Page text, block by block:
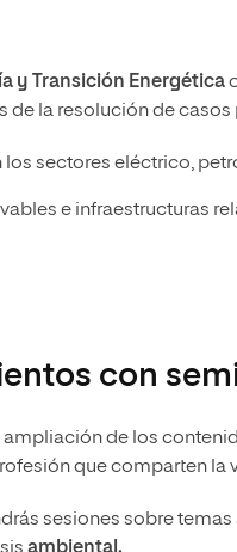
y Transición Energética
de la resolución de
los sectores eléctrico,
e infraestructuras
con
de los
que comparten la
sesiones sobre temas